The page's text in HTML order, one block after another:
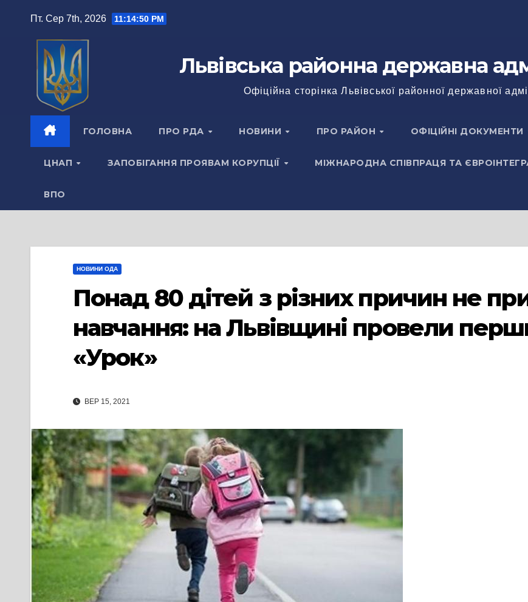
Пт. Сер 7th, 2026 11:14:51 PM
Львівська районна державна
Офіційна сторінка Львівської районної державної
ГОЛОВНА ПРО РДА НОВИНИ ПРО РАЙОН ОФІЦІЙНІ ДОКУМЕНТИ
ЦНАП ЗАПОБІГАННЯ ПРОЯВАМ КОРУПЦІЇ МІЖНАРОДНА СПІВПРАЦЯ ТА
ВПО
НОВИНИ ОДА
Понад 80 дітей з різних причин не
навчання: на Львівщині провели
«Урок»
ВЕР 15, 2021